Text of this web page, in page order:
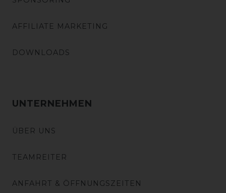
AFFILIATE MARKETING
DOWNLOADS
UNTERNEHMEN
ÜBER UNS
TEAMREITER
ANFAHRT & ÖFFNUNGSZEITEN